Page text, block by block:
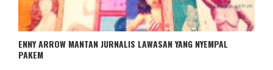
ENNY ARROW MANTAN JURNALIS LAWASAN YANG NYEMPAL
PAKEM